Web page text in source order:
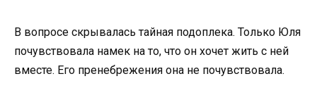
В вопросе скрывалась тайная подоплека. Только Юля
почувствовала намек на то, что он хочет жить с ней
вместе. Его пренебрежения она не почувствовала.